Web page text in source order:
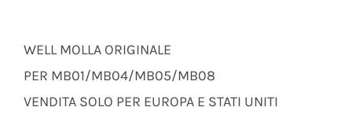
WELL MOLLA ORIGINALE
PER MB01/MB04/MB05/MB08
VENDITA SOLO PER EUROPA E STATI UNITI